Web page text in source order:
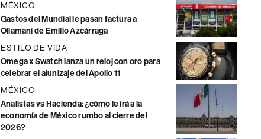
MÉXICO
Gastos del Mundial le pasan factura a
Ollamani de Emilio Azcárraga
ESTILO DE VIDA
Omega x Swatch lanza un reloj con oro para
celebrar el alunizaje del Apollo 11
MÉXICO
Analistas vs Hacienda: ¿cómo le irá a la
economía de México rumbo al cierre del
2026?